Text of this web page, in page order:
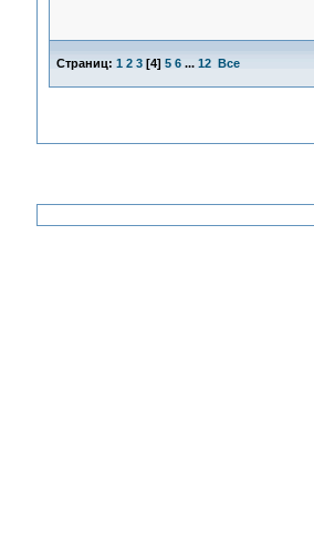
Страниц: 1 2 3[4] 5 6 ... 12 Все